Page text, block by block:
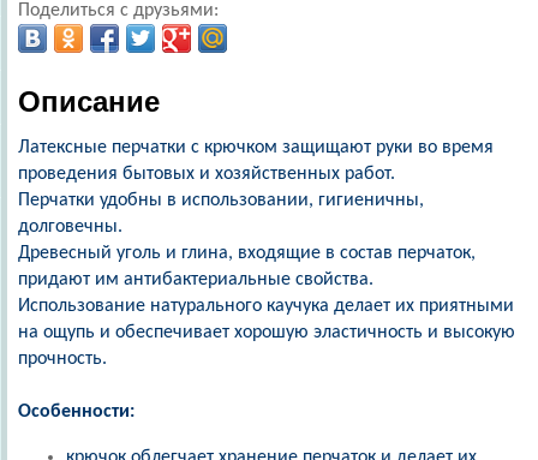
Поделиться с друзьями:
Описание
Латексные перчатки с крючком защищают руки во время
проведения бытовых и хозяйственных работ.
Перчатки удобны в использовании, гигиеничны,
долговечны.
Древесный уголь и глина, входящие в состав перчаток,
придают им антибактериальные свойства.
Использование натурального каучука делает их приятными
на ощупь и обеспечивает хорошую эластичность и высокую
прочность.
Особенности: